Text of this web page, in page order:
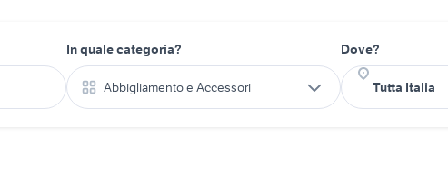
In quale categoria?
Abbigliamento e Accessori
Dove?